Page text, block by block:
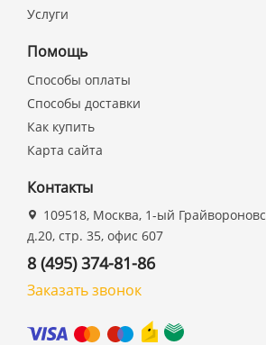
Услуги
Помощь
Способы оплаты
Способы доставки
Как купить
Карта сайта
Контакты
109518, Москва, 1-ый
д.20, стр. 35, офис 607
8 (495) 374-81-86
Заказать звонок